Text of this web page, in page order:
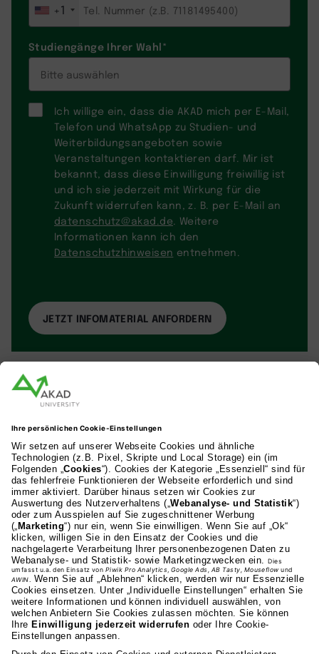
+1
Studiengänge Ihrer Wahl*
Ich willige ein, dass die AKAD mich per E-Mail,
Telefon und WhatsApp zu Studien- und
Weiterbildungsangeboten sowie
Veranstaltungen kontaktieren darf. Mir ist
bekannt, dass diese Einwilligung freiwillig ist
und ich sie jederzeit mit Wirkung für die
Zukunft widerrufen kann, z. B. per E-Mail an
datenschutz@akad.de . Weitere
Informationen kann ich den
Datenschutzhinweisen entnehmen.
AKAD Bildungsgesellschaft mbH
Heilbronner Strasse 86
70191 Stuttgart
0711 81495-400
Studienangebot
Fakultäten